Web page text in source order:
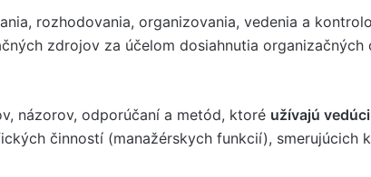
rozhodovania, organizovania, vedenia a
zdrojov za účelom dosiahnutia
názorov, odporúčaní a metód, ktoré užívajú
činností (manažérskych funkcií), smerujúcich